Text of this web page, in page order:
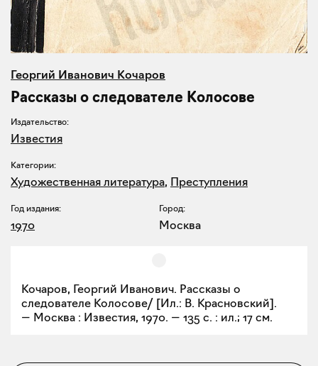
Георгий Иванович Кочаров
Рассказы о следователе Колосове
Издательство:
Известия
Категории:
Художественная литература, Преступления
Год издания:
1970
Город:
Москва
Кочаров, Георгий Иванович. Рассказы о
следователе Колосове/ [Ил.: В. Красновский].
— Москва : Известия, 1970. — 135 с. : ил.; 17 см.